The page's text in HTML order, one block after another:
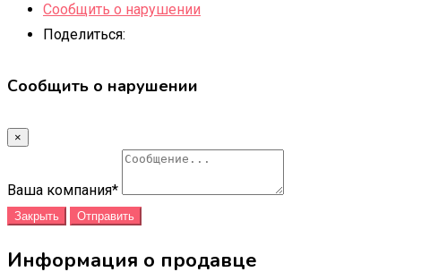
Сообщить о нарушении
Поделиться:
Сообщить о нарушении
×
Ваша компания*
Закрыть Отправить
Информация о продавце